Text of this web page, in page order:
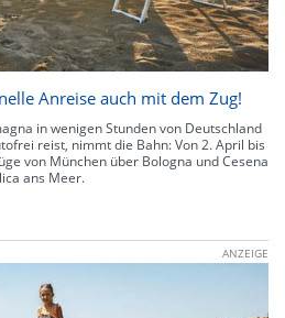
Anreise auch mit dem Zug!
in wenigen Stunden von Deutschland
reist, nimmt die Bahn: Von 2. April bis
von München über Bologna und Cesena
ans Meer.
ANZEIGE